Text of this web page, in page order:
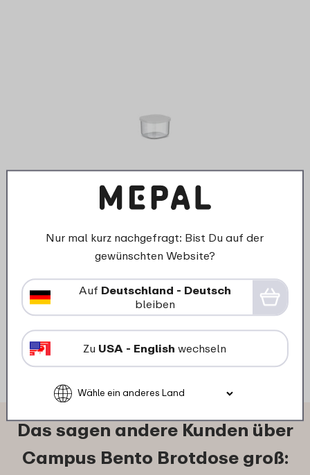
Bento-Einsatz mit Deckel
Einsatz und Gabel Campus -
weiß
419
Das sagen andere Kunden über
Campus Bento Brotdose groß:
Nur mal kurz nachgefragt: Bist Du auf der
gewünschten Website?
Auf Deutschland - Deutsch
bleiben
Zu USA - English wechseln